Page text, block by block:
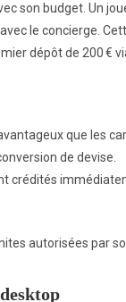
son budget. Un
le concierge.
dépôt de 200 €
que les
de devise.
crédités
autorisées par